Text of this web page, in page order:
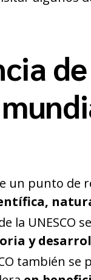
un punto de
UNESCO
y
también se